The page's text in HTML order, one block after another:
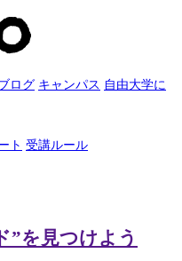
ログ キャンパス 自由大学に
ト 受講ルール
”を見つけよう